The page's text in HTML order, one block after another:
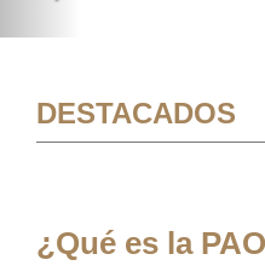
DESTACADOS
¿Qué es la